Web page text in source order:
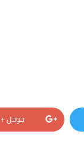
جوجل +